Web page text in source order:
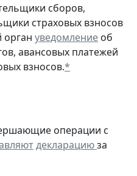
сборов,
страховых взносов
орган уведомление об
авансовых платежей
взносов.*
операции с
декларациюза